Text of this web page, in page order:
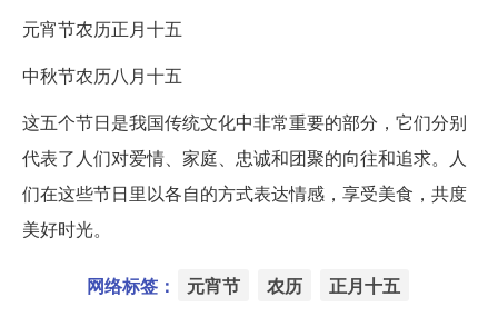
元宵节农历正月十五
中秋节农历八月十五
这五个节日是我国传统文化中非常重要的部分，它们分别
代表了人们对爱情、家庭、忠诚和团聚的向往和追求。人
们在这些节日里以各自的方式表达情感，享受美食，共度
美好时光。
网络标签： 元宵节 农历 正月十五